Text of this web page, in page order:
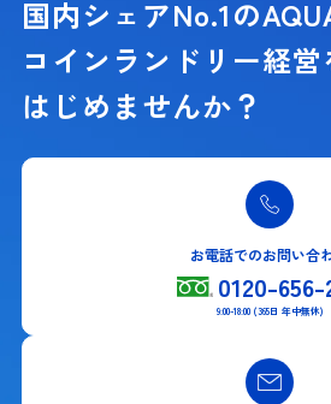
国内シェアNo.1の
コインランドリー経営
はじめませんか？
お電話でのお問い合
0120-656-
9:00-18:00 (365日 年中無休)